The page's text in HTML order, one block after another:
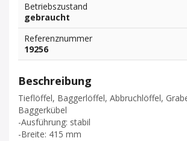
Betriebszustand
gebraucht
Referenznummer
19256
Beschreibung
Tieflöffel, Baggerlöffel, Abbruchlöffel,
Baggerkübel
-Ausführung: stabil
-Breite: 415 mm